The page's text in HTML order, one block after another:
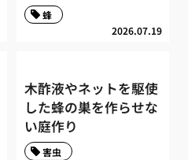
2026.07.19
蜂
木酢液やネットを駆使
した蜂の巣を作らせな
い庭作り
害虫